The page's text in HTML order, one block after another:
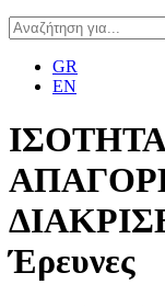
GR
EN
Έρευνες